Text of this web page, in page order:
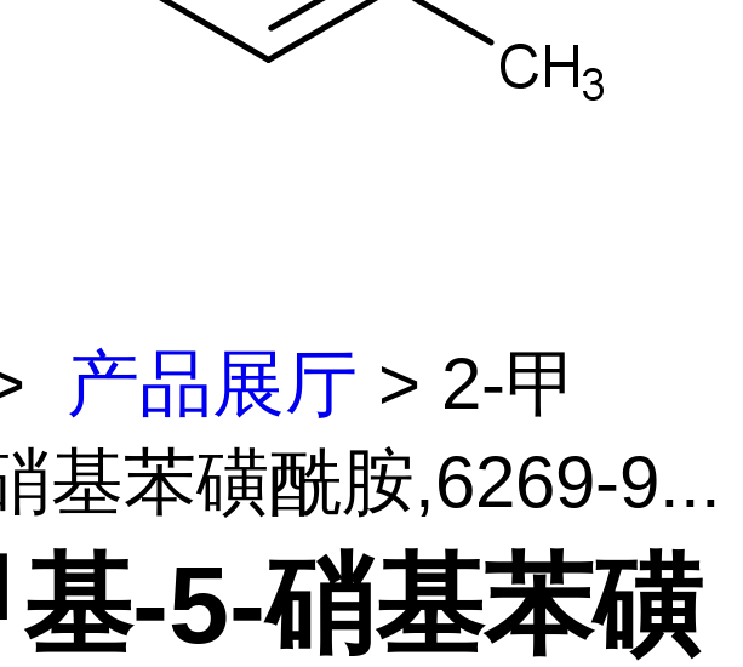
产品展厅 > 2-甲
基苯磺酰胺,6269-9...
-5-硝基苯磺